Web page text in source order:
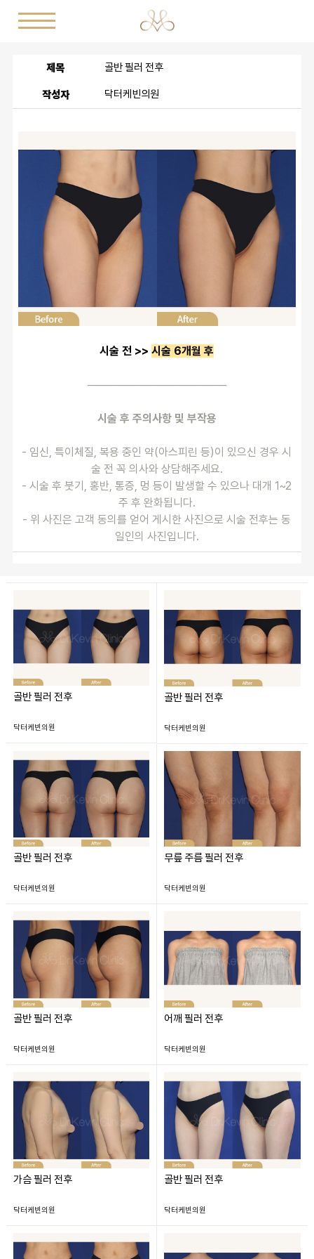
제목 골반 필러 전후
작성자 닥터케빈의원
시술 전 >> 시술 6개월 후
──────────────────
시술 후 주의사항 및 부작용
- 임신, 특이체질, 복용 중인 약(아스피린 등)이 있으신 경우 시
술 전 꼭 의사와 상담해주세요.
- 시술 후 붓기, 홍반, 통증, 멍 등이 발생할 수 있으나 대개 1~2
주 후 완화됩니다.
- 위 사진은 고객 동의를 얻어 게시한 사진으로 시술 전후는 동
일인의 사진입니다.
골반 필러 전후
닥터케빈의원
골반 필러 전후
닥터케빈의원
골반 필러 전후
닥터케빈의원
무릎 주름 필러 전후
닥터케빈의원
골반 필러 전후
닥터케빈의원
어깨 필러 전후
닥터케빈의원
가슴 필러 전후
닥터케빈의원
골반 필러 전후
닥터케빈의원